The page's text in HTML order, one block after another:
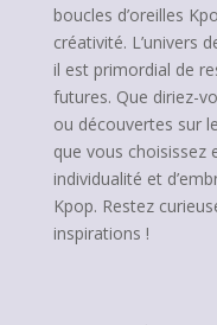
boucles d’oreilles
créativité. L’univers
il est primordial de
futures. Que diriez-
ou découvertes sur
que vous choisissez
individualité et
Kpop. Restez
inspirations !